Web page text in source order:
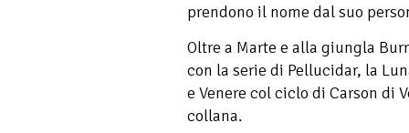
prendono il nome dal suo
Oltre a Marte e alla giungla
con la serie di Pellucidar, la
e Venere col ciclo di Carson di
collana.